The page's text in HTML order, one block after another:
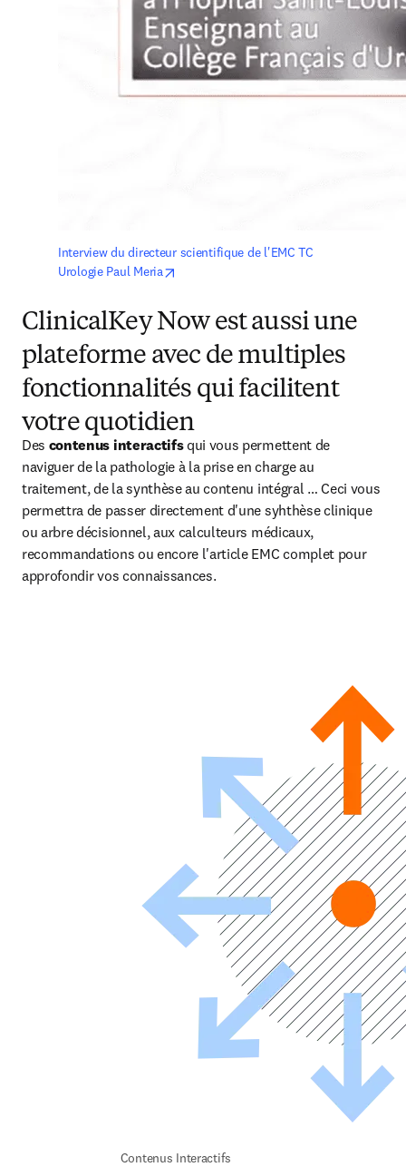
Interview du directeur scientifique de l'EMC TC
Urologie Paul Meria
ClinicalKey Now est aussi une
plateforme avec de multiples
fonctionnalités qui facilitent
votre quotidien
Des contenus interactifs qui vous permettent de
naviguer de la pathologie à la prise en charge au
traitement, de la synthèse au contenu intégral … Ceci vous
permettra de passer directement d'une syhthèse clinique
ou arbre décisionnel, aux calculteurs médicaux,
recommandations ou encore l'article EMC complet pour
approfondir vos connaissances.
Contenus Interactifs